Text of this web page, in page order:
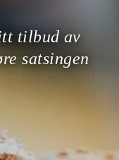
tilbud av
satsingen